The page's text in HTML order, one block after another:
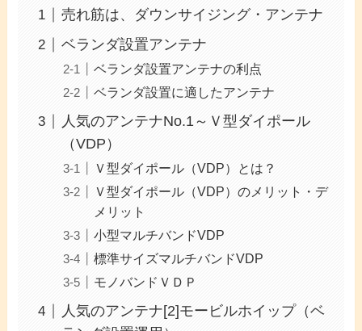
売れ筋は、ダウンサイジング・アンテナ
ベランダ設置アンテナ
ベランダ設置アンテナの利点
ベランダ設置に適したアンテナ
人気のアンテナNo.1～Ｖ型ダイポール
（VDP）
Ｖ型ダイポール（VDP）とは？
Ｖ型ダイポール（VDP）のメリット・デ
メリット
小型マルチバンドVDP
標準サイズマルチバンドVDP
モノバンドＶＤＰ
人気のアンテナ[2]モービルホイップ（ベ